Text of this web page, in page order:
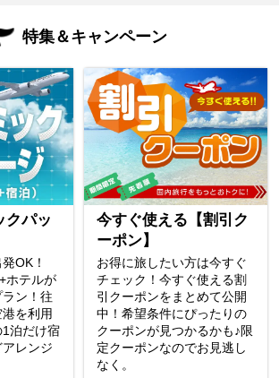
特集＆キャンペーン
クパッ
OK！
ホテルが
ン！往
を利用
1泊だけ宿
レンジ
今すぐ使える【割引ク
ーポン】
お得に旅したい方は今すぐ
チェック！今すぐ使える割
引クーポンをまとめて公開
中！希望条件にぴったりの
クーポンが見つかるかも♪限
定クーポンなのでお見逃し
なく。